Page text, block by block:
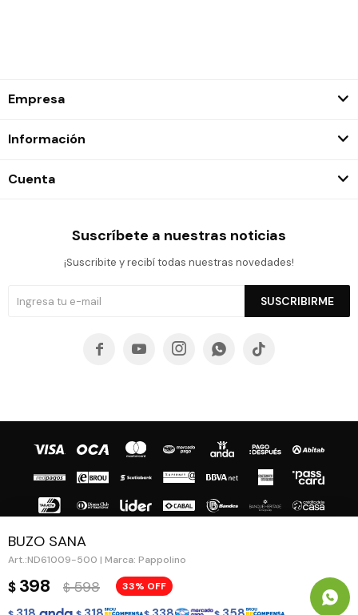
BUZO SANA
ND61009-500 | Marca: Pappolino
$ 398 $ 598 33
Empresa
Información
Cuenta
Suscríbete a nuestras noticias
¡Suscribite y recibí todas nuestras novedades!
SUSCRIBIRME
    